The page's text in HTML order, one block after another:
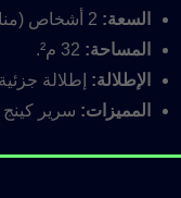
السعة:
المساحة:
الإطلالة: إطلالة
المميزات: سرير كينج